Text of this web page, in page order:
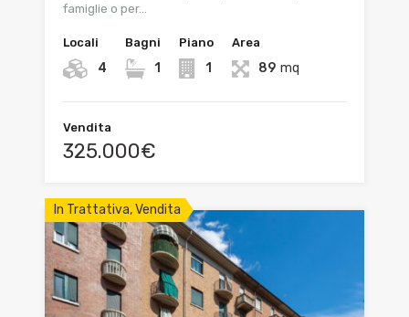
famiglie o per…
Locali
4
Bagni
1
Piano
1
Area
89 mq
Vendita
325.000€
In Trattativa, Vendita